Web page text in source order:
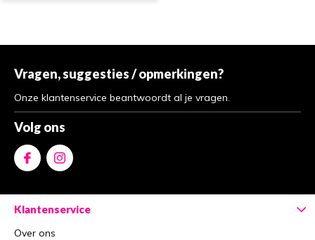
Vragen, suggesties / opmerkingen?
Onze klantenservice beantwoordt al je vragen.
Volg ons
Klantenservice
Over ons